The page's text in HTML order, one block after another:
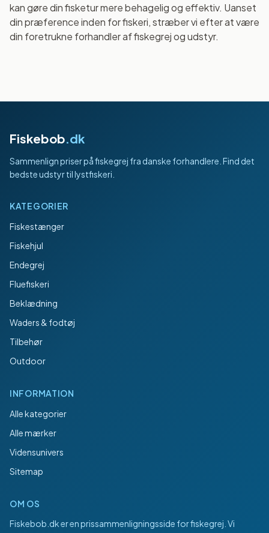
kan gøre din fisketur mere behagelig og effektiv. Uanset
din præference inden for fiskeri, stræber vi efter at være
din foretrukne forhandler af fiskegrej og udstyr.
Fiskebob.dk
Sammenlign priser på fiskegrej fra danske forhandlere. Find det
bedste udstyr til lystfiskeri.
KATEGORIER
Fiskestænger
Fiskehjul
Endegrej
Fluefiskeri
Beklædning
Waders & fodtøj
Tilbehør
Outdoor
INFORMATION
Alle kategorier
Alle mærker
Vidensunivers
Sitemap
OM OS
Fiskebob.dker en prissammenligningsside for fiskegrej. Vi